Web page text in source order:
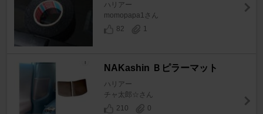
ハリアー
momopapa1さん
82
1
NAKashin Ｂピラーマット
ハリアー
チャ太郎☆さん
210
0